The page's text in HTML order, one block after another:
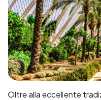
Oltre alla eccellente